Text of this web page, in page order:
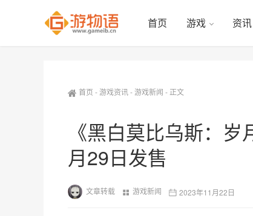
首页 游戏 资讯
首页 -游戏资讯-游戏新闻 - 正文
《黑白莫比乌斯：
月29日发售
文章转载 游戏新闻 2023年11月22日